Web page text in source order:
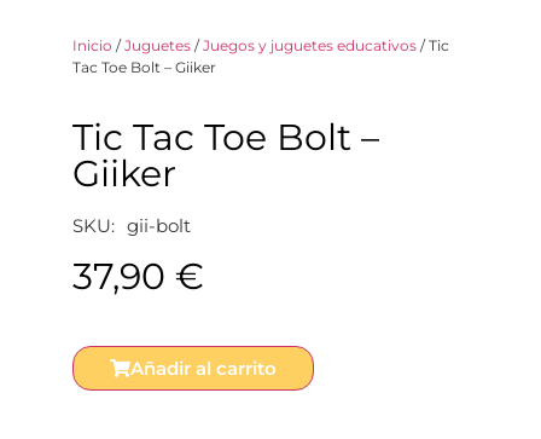
Inicio /Juguetes /Juegos y juguetes educativos / Tic
Tac Toe Bolt – Giiker
Tic Tac Toe Bolt –
Giiker
SKU: gii-bolt
37,90 €
Añadir al carrito